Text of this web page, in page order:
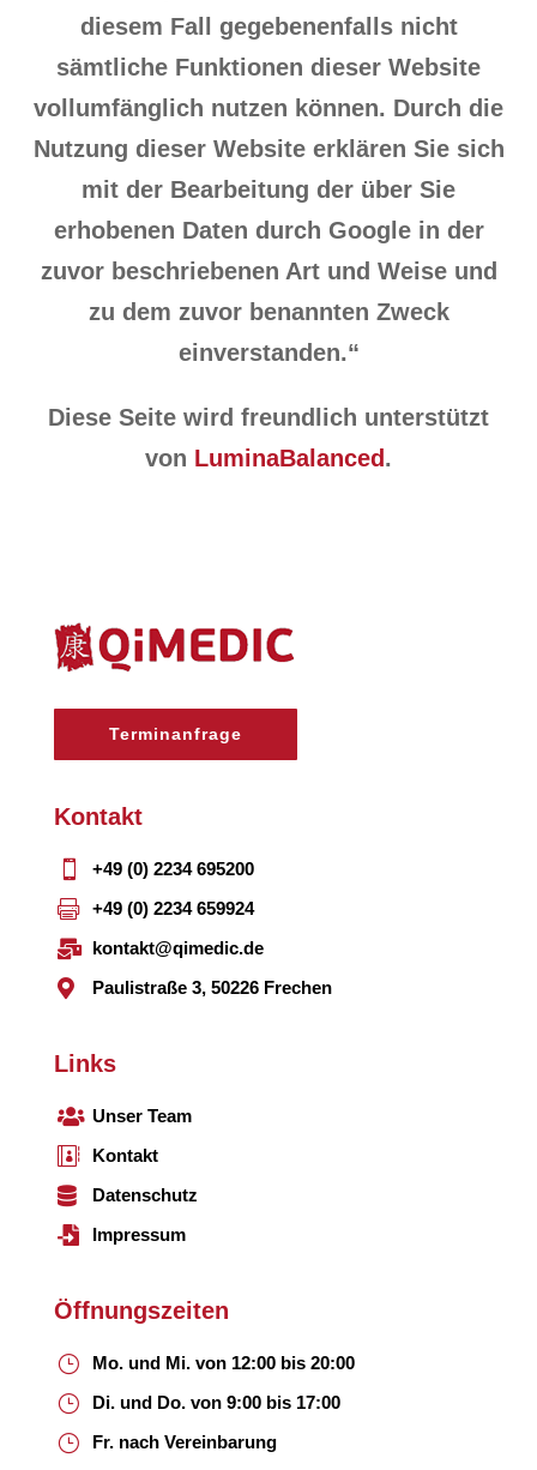
diesem Fall gegebenenfalls nicht
sämtliche Funktionen dieser Website
vollumfänglich nutzen können. Durch die
Nutzung dieser Website erklären Sie sich
mit der Bearbeitung der über Sie
erhobenen Daten durch Google in der
zuvor beschriebenen Art und Weise und
zu dem zuvor benannten Zweck
einverstanden.“
Diese Seite wird freundlich unterstützt
von LuminaBalanced .
Terminanfrage
Kontakt
 +49 (0) 2234 695200
 +49 (0) 2234 659924
 kontakt@qimedic.de
 Paulistraße 3, 50226 Frechen
Links
 Unser Team
 Kontakt
 Datenschutz
 Impressum
Öffnungszeiten
} Mo. und Mi. von 12:00 bis 20:00
} Di. und Do. von 9:00 bis 17:00
} Fr. nach Vereinbarung